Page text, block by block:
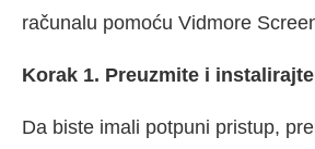
računalu pomoću Vidmore
Korak 1. Preuzmite i instalirajte
Da biste imali potpuni pristup,